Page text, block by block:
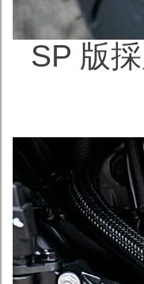
SP 版